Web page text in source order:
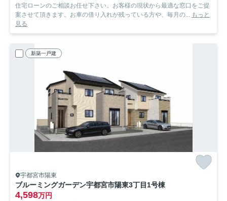
住宅ローンのご相談お任せ下さい。お客様の現状から最適な窓口をご提
案させて頂きます。お車の借り入れが残っている方や、毎月の... もっと
見る
新築一戸建
宇都宮市陽東
ブルーミングガーデン宇都宮市陽東3丁目1号棟
4,598万円